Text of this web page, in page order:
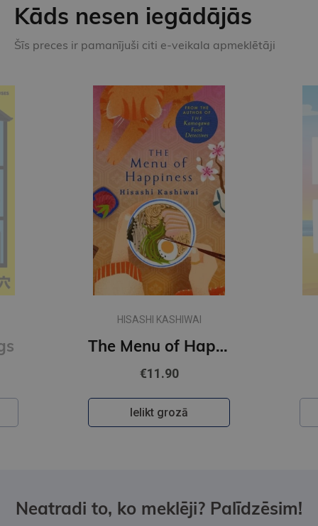
Kāds nesen iegādājās
Šīs preces ir pamanījuši citi e-veikala apmeklētāji
The Menu of Happiness
CHLOE LIESE
Happy Ending
€10.90
Ielikt grozā
Neatradi to, ko meklēji? Palīdzēsim!